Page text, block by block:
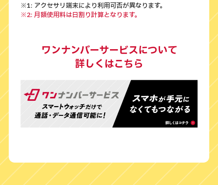
※1: アクセサリ端末により利用可否が異なります。
※2: 月額使用料は日割り計算となります。
ワンナンバーサービスについて
詳しくはこちら